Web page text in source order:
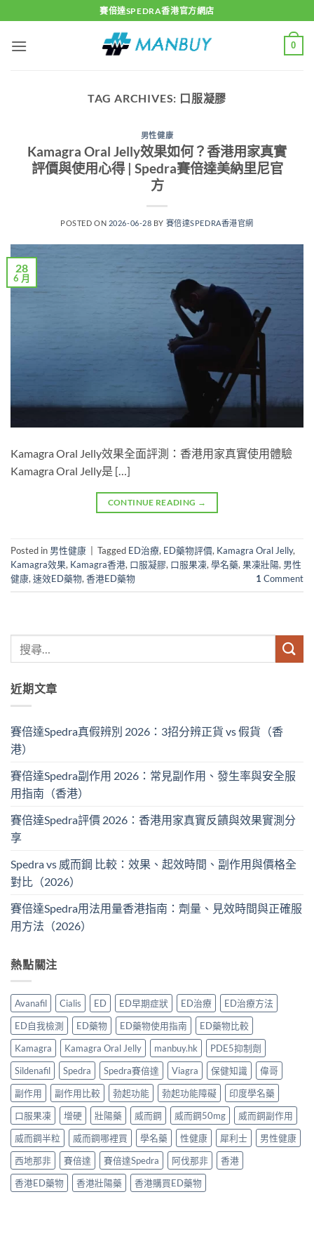
to
content
賽倍達SPEDRA香港官方網店
0
TAG ARCHIVES: 口服凝膠
男性健康
Kamagra Oral Jelly效果如何？香港用家真實
評價與使用心得 | Spedra賽倍達美納里尼官
方
POSTED ON 2026-06-28 BY 賽倍達SPEDRA香港官網
28
6 月
Kamagra Oral Jelly效果全面評測：香港用家真實使用體驗
Kamagra Oral Jelly是 […]
CONTINUE READING →
Posted in 男性健康 Tagged ED治療, ED藥物評價, Kamagra Oral Jelly,
Kamagra效果, Kamagra香港, 口服凝膠, 口服果凍,學名藥,果凍壯陽, 男性
健康,速效ED藥物,香港ED藥物 1 Comment
近期文章
賽倍達Spedra真假辨別 2026：3招分辨正貨 vs 假貨（香
港）
賽倍達Spedra副作用 2026：常見副作用、發生率與安全服
用指南（香港）
賽倍達Spedra評價 2026：香港用家真實反饋與效果實測分
享
Spedra vs 威而鋼 比較：效果、起效時間、副作用與價格全
對比（2026）
賽倍達Spedra用法用量香港指南：劑量、見效時間與正確服
用方法（2026）
熱點關注
Avanafil Cialis ED ED早期症狀 ED治療
ED治療方法
ED自我檢測
ED藥物 ED藥物使用指南
ED藥物比較
Kamagra
Kamagra Oral Jelly manbuy.hk
PDE5抑制劑
Sildenafil
Spedra Spedra賽倍達 Viagra 保健知識
偉哥
副作用
副作用比較 勃起功能 勃起功能障礙
印度學名藥
口服果凍
增硬 壯陽藥 威而鋼 威而鋼50mg
威而鋼副作用
威而鋼半粒
威而鋼哪裡買 學名藥 性健康 犀利士
男性健康
西地那非
賽倍達 賽倍達Spedra 阿伐那非
香港
香港ED藥物
香港壯陽藥 香港購買ED藥物